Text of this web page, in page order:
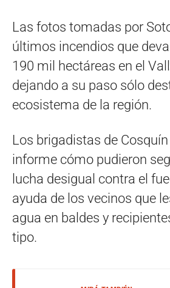
Las fotos tomadas por
últimos incendios que
190 mil hectáreas en el
dejando a su paso sólo
ecosistema de la región.
Los brigadistas de Cosquín
informe cómo pudieron
lucha desigual contra el
ayuda de los vecinos que
agua en baldes y
tipo.